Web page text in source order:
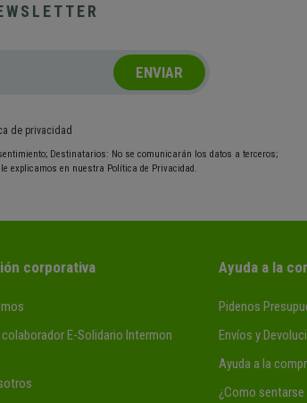
ENVIAR
de privacidad
Destinatarios: No se comunicarán los datos a terceros;
explicamos en nuestra Política de Privacidad.
corporativa
E-Solidario Intermon
Ayuda a la
Pidenos
Envíos y
Ayuda a la
¿Como